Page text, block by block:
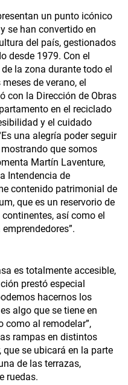
un punto icónico
se han convertido en
del país, gestionados
desde 1979. Con el
la zona durante todo el
de verano, el
con la Dirección de Obras
en el reciclado
y el cuidado
una alegría poder seguir
que somos
Martín Laventure,
Intendencia de
contenido patrimonial de
que es un reservorio de
así como el
es totalmente accesible,
prestó especial
hacernos los
algo que se tiene en
como al remodelar”,
rampas en distintos
se ubicará en la parte
de las terrazas,
ruedas.